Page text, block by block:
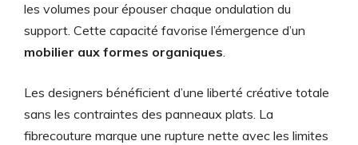
les volumes pour épouser chaque ondulation du
support. Cette capacité favorise l’émergence d’un
mobilier aux formes organiques.
Les designers bénéficient d’une liberté créative totale
sans les contraintes des panneaux plats. La
fibrecouture marque une rupture nette avec les limites